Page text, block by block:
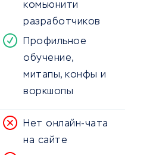
комьюнити
разработчиков
Профильное
обучение,
митапы, конфы и
воркшопы
Нет онлайн-чата
на сайте